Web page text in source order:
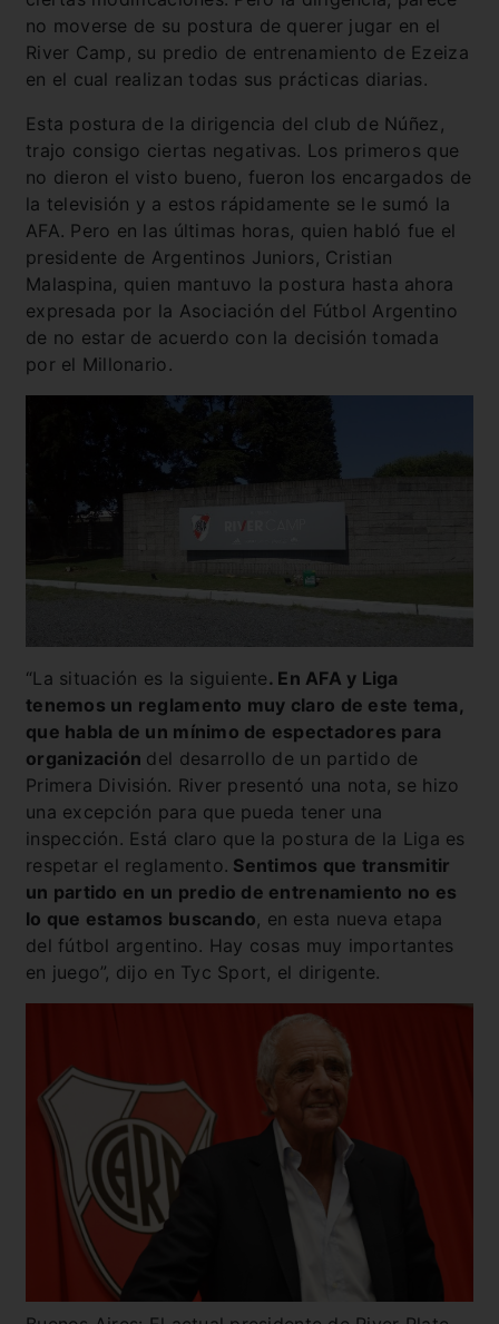
no moverse de su postura de querer jugar en el
River Camp, su predio de entrenamiento de Ezeiza
en el cual realizan todas sus prácticas diarias.
Esta postura de la dirigencia del club de Núñez,
trajo consigo ciertas negativas. Los primeros que
no dieron el visto bueno, fueron los encargados de
la televisión y a estos rápidamente se le sumó la
AFA. Pero en las últimas horas, quien habló fue el
presidente de Argentinos Juniors, Cristian
Malaspina, quien mantuvo la postura hasta ahora
expresada por la Asociación del Fútbol Argentino
de no estar de acuerdo con la decisión tomada
por el Millonario.
“La situación es la siguiente. En AFA y Liga
tenemos un reglamento muy claro de este tema,
que habla de un mínimo de espectadores para
organización del desarrollo de un partido de
Primera División. River presentó una nota, se hizo
una excepción para que pueda tener una
inspección. Está claro que la postura de la Liga es
respetar el reglamento. Sentimos que transmitir
un partido en un predio de entrenamiento no es
lo que estamos buscando, en esta nueva etapa
del fútbol argentino. Hay cosas muy importantes
en juego”, dijo en Tyc Sport, el dirigente.